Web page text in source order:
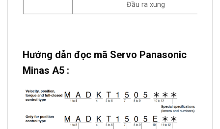
Đầu ra xung
Hướng dẫn đọc mã Servo Panasonic
Minas A5 :